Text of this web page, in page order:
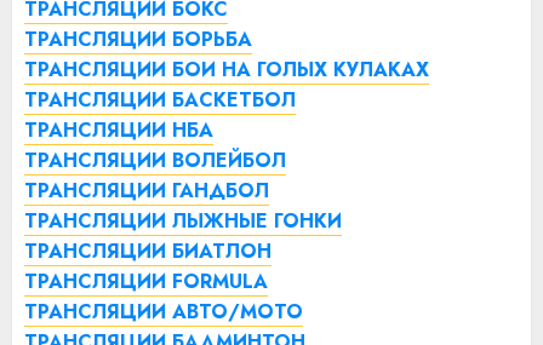
ТРАНСЛЯЦИИ БОКС
ТРАНСЛЯЦИИ БОРЬБА
ТРАНСЛЯЦИИ БОИ НА ГОЛЫХ КУЛАКАХ
ТРАНСЛЯЦИИ БАСКЕТБОЛ
ТРАНСЛЯЦИИ НБА
ТРАНСЛЯЦИИ ВОЛЕЙБОЛ
ТРАНСЛЯЦИИ ГАНДБОЛ
ТРАНСЛЯЦИИ ЛЫЖНЫЕ ГОНКИ
ТРАНСЛЯЦИИ БИАТЛОН
ТРАНСЛЯЦИИ FORMULA
ТРАНСЛЯЦИИ АВТО/МОТО